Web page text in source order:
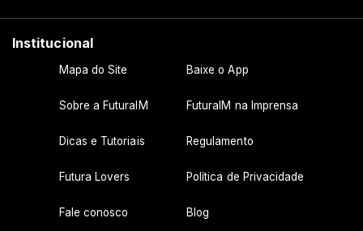
Institucional
Mapa do Site Baixe o App
Sobre a FuturaIM FuturaIM na Imprensa
Dicas e Tutoriais Regulamento
Futura Lovers Política de Privacidade
Fale conosco Blog